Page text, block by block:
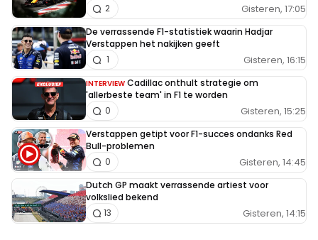
Gisteren, 17:05
2
De verrassende F1-statistiek waarin Hadjar
Verstappen het nakijken geeft
Gisteren, 16:15
1
INTERVIEW Cadillac onthult strategie om
'allerbeste team' in F1 te worden
Gisteren, 15:25
0
Verstappen getipt voor F1-succes ondanks Red
Bull-problemen
Gisteren, 14:45
0
Dutch GP maakt verrassende artiest voor
volkslied bekend
Gisteren, 14:15
13